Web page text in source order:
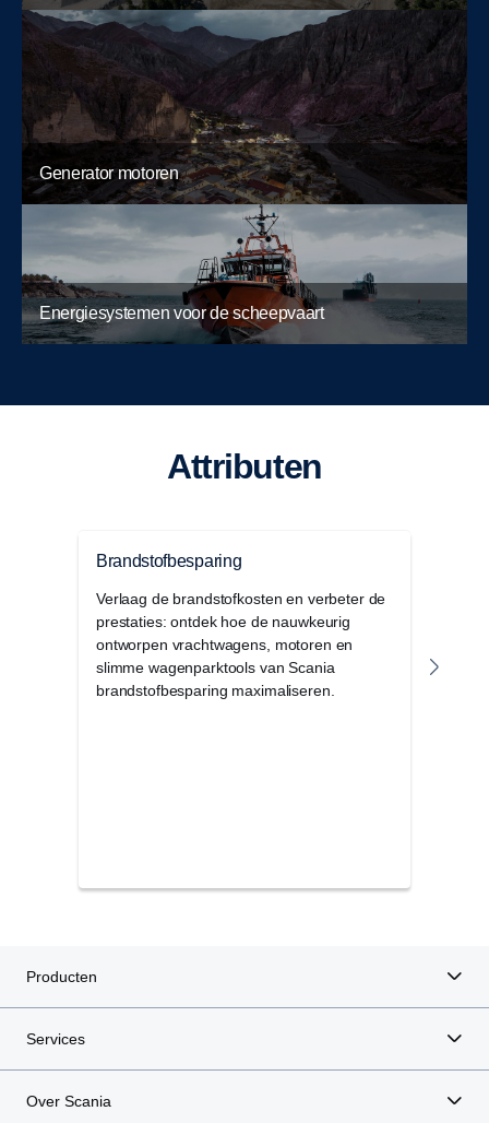
Generator motoren
Energiesystemen voor de scheepvaart
Attributen
Brandstofbesparing
Verlaag de brandstofkosten en verbeter de
prestaties: ontdek hoe de nauwkeurig
ontworpen vrachtwagens, motoren en
slimme wagenparktools van Scania
brandstofbesparing maximaliseren.
Producten
Services
Over Scania